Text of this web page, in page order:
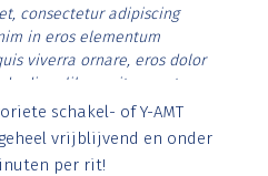
consectetur adipiscing
in eros elementum
viverra ornare, eros dolor
diam libero vitae erat.
cursus id rutrum lorem
risus tristique posuere.
schakel- of Y-AMT
vrijblijvend en onder
per rit!